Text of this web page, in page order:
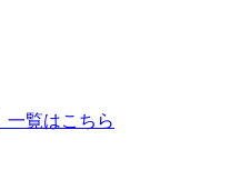
一覧はこちら